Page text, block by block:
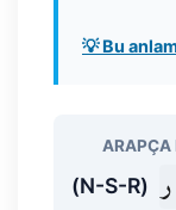
💡 Bu
ARAPÇA
(N-S-R)